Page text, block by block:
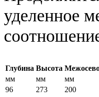
уделенное
Глубина Высота
мм
мм мм
96
273 200